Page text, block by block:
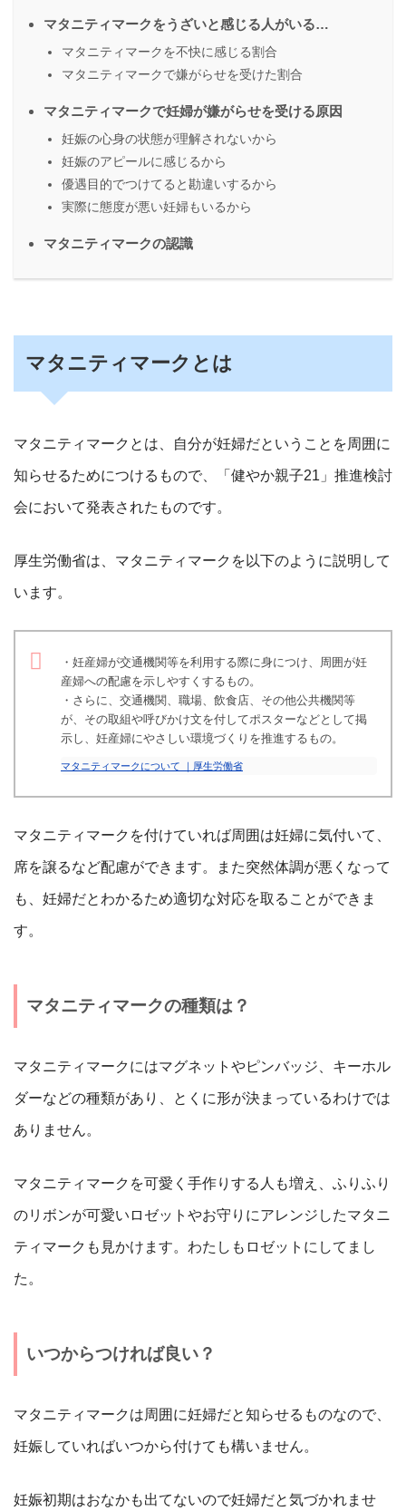
マタニティマークをうざいと感じる人がいる…
マタニティマークを不快に感じる割合
マタニティマークで嫌がらせを受けた割合
マタニティマークで妊婦が嫌がらせを受ける原因
妊娠の心身の状態が理解されないから
妊娠のアピールに感じるから
優遇目的でつけてると勘違いするから
実際に態度が悪い妊婦もいるから
マタニティマークの認識
マタニティマークとは
マタニティマークとは、自分が妊婦だということを周囲に
知らせるためにつけるもので、「健やか親子21」推進検討
会において発表されたものです。
厚生労働省は、マタニティマークを以下のように説明して
います。
・妊産婦が交通機関等を利用する際に身につけ、周囲が妊
産婦への配慮を示しやすくするもの。
・さらに、交通機関、職場、飲食店、その他公共機関等
が、その取組や呼びかけ文を付してポスターなどとして掲
示し、妊産婦にやさしい環境づくりを推進するもの。
マタニティマークについて ｜厚生労働省
マタニティマークを付けていれば周囲は妊婦に気付いて、
席を譲るなど配慮ができます。また突然体調が悪くなって
も、妊婦だとわかるため適切な対応を取ることができま
す。
マタニティマークの種類は？
マタニティマークにはマグネットやピンバッジ、キーホル
ダーなどの種類があり、とくに形が決まっているわけでは
ありません。
マタニティマークを可愛く手作りする人も増え、ふりふり
のリボンが可愛いロゼットやお守りにアレンジしたマタニ
ティマークも見かけます。わたしもロゼットにしてまし
た。
いつからつければ良い？
マタニティマークは周囲に妊婦だと知らせるものなので、
妊娠していればいつから付けても構いません。
妊娠初期はおなかも出てないので妊婦だと気づかれませ